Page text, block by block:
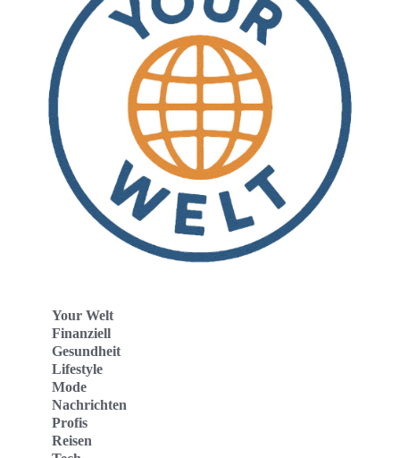
Your Welt
Finanziell
Gesundheit
Lifestyle
Mode
Nachrichten
Profis
Reisen